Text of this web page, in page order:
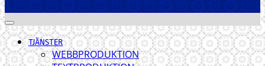
TJÄNSTER
WEBBPRODUKTION